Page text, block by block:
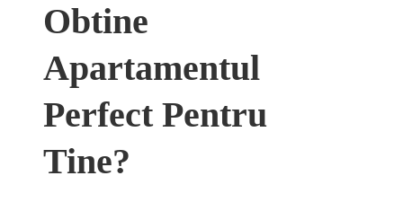
Obtine
Apartamentul
Perfect Pentru
Tine?